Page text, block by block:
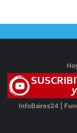
InfoBaires24 |